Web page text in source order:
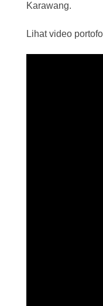
Karawang.
Lihat video